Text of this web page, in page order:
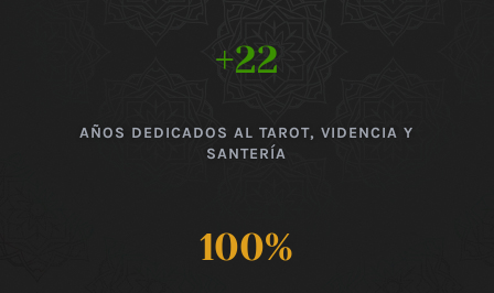
+22
AÑOS DEDICADOS AL TAROT, VIDENCIA Y
SANTERÍA
100%